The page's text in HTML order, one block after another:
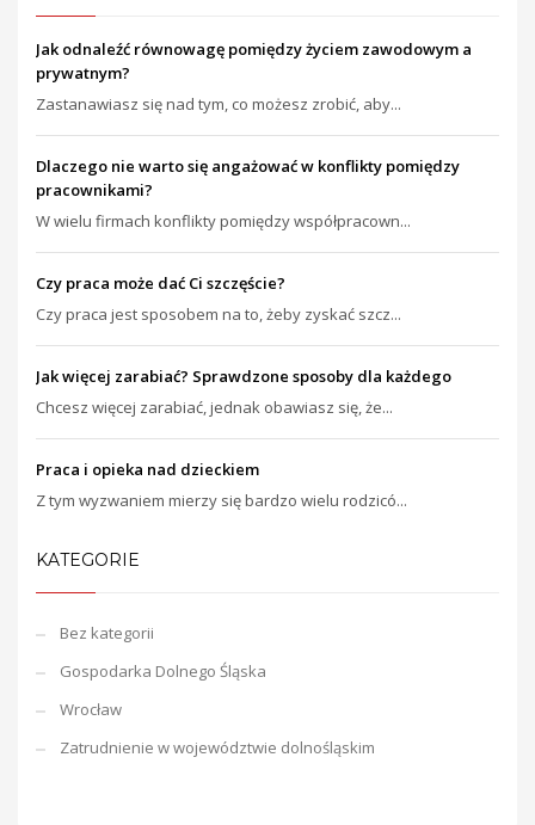
Jak odnaleźć równowagę pomiędzy życiem zawodowym a
prywatnym?
Zastanawiasz się nad tym, co możesz zrobić, aby...
Dlaczego nie warto się angażować w konflikty pomiędzy
pracownikami?
W wielu firmach konflikty pomiędzy współpracown...
Czy praca może dać Ci szczęście?
Czy praca jest sposobem na to, żeby zyskać szcz...
Jak więcej zarabiać? Sprawdzone sposoby dla każdego
Chcesz więcej zarabiać, jednak obawiasz się, że...
Praca i opieka nad dzieckiem
Z tym wyzwaniem mierzy się bardzo wielu rodzicó...
KATEGORIE
Bez kategorii
Gospodarka Dolnego Śląska
Wrocław
Zatrudnienie w województwie dolnośląskim